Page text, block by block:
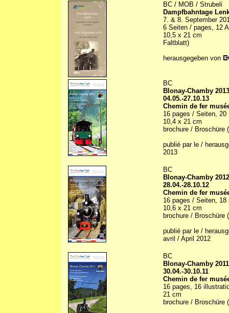
BC / MOB / Strubeli
Dampfbahntage
7. & 8. September
6 Seiten / pages, 12
10,5 x 21 cm
Faltblatt)
herausgegeben von
BC
Blonay-Chamby 2013
04.05.-27.10.13
Chemin de fer
16 pages / Seiten,
10,4 x 21 cm
brochure / Broschüre
publié par le /
2013
BC
Blonay-Chamby 2012
28.04.-28.10.12
Chemin de fer
16 pages / Seiten,
10,6 x 21 cm
brochure / Broschüre
publié par le /
avril / April 2012
BC
Blonay-Chamby 2011
30.04.-30.10.11
Chemin de fer
16 pages, 16
21 cm
brochure / Broschüre